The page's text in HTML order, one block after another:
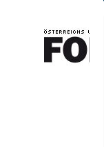
FONDS